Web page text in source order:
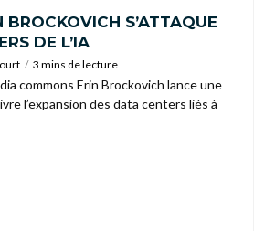
BROCKOVICH S’ATTAQUE
DE L’IA
3 mins de lecture
commons Erin Brockovich lance une
l’expansion des data centers liés à